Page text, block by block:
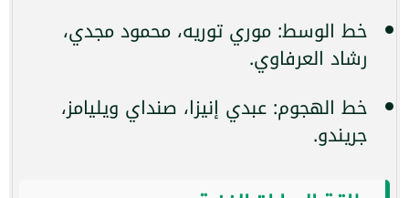
خط الوسط: موري توريه، محمود مجدي،
رشاد العرفاوي.
خط الهجوم: عبدي إنيزا، صنداي ويليامز،
جريندو.